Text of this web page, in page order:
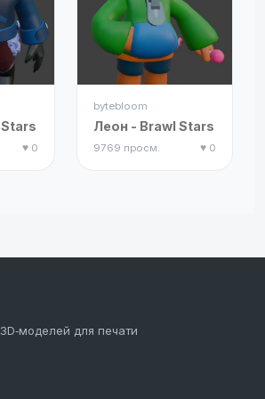
♥ 0
bytebloom
Леон - Brawl Stars
9769 просм. ♥ 0
для печати